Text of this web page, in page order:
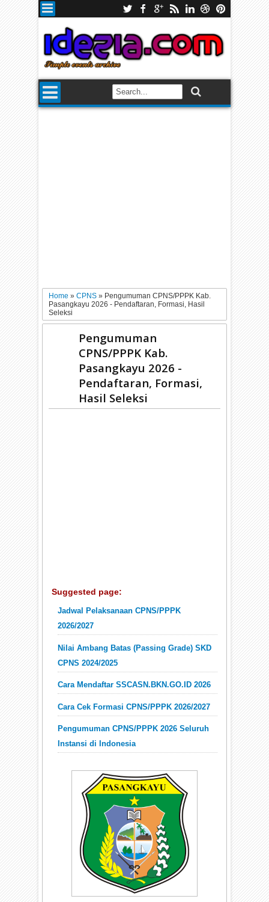
Home»CPNS» Pengumuman CPNS/PPPK Kab.
Pasangkayu 2026 - Pendaftaran, Formasi, Hasil
Seleksi
Pengumuman
CPNS/PPPK Kab.
Pasangkayu 2026 -
Pendaftaran, Formasi,
Hasil Seleksi
Suggested page:
Jadwal Pelaksanaan CPNS/PPPK
2026/2027
Nilai Ambang Batas (Passing Grade) SKD
CPNS 2024/2025
Cara Mendaftar SSCASN.BKN.GO.ID 2026
Cara Cek Formasi CPNS/PPPK 2026/2027
Pengumuman CPNS/PPPK 2026 Seluruh
Instansi di Indonesia